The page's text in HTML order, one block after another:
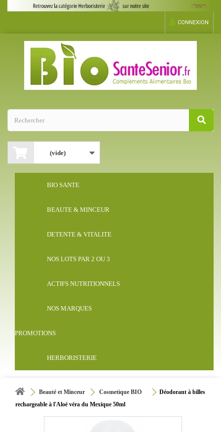
CONNEXION
(vide)
BIO SANTE
BEAUTE & MINCEUR
DETENTE & VITALITE
NOS LOTS PAR 2 OU 3
ACTIFS NUTRITIONNELS
NOS MARQUES
PROMOTIONS
HERBORISTERIE
Beauté et Minceur Cosmetique BIO
Déodorant à billes
rechargeable à l'Aloé véra du Mexique 50ml